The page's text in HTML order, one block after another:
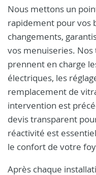
Nous mettons un
rapidement pour vos
changements,
vos menuiseries.
prennent en charge
électriques, les
remplacement de
intervention est
devis transparent
réactivité est
le confort de votre
Après chaque